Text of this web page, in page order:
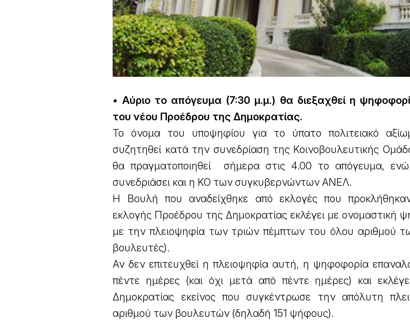
• Αύριο το απόγευμα (7:30 μ.μ.) θα διεξαχθεί η
του νέου Προέδρου της Δημοκρατίας.
Το όνομα του υποψηφίου για το ύπατο πολιτειακό
συζητηθεί κατά την συνεδρίαση της Κοινοβουλευτικής
θα πραγματοποιηθεί σήμερα στις 4.00 το απόγευμα,
συνεδριάσει και η ΚΟ των συγκυβερνώντων ΑΝΕΛ.
Η Bουλή που αναδείχθηκε από εκλογές που
εκλογής Προέδρου της Δημοκρατίας εκλέγει με ονομαστική
με την πλειοψηφία των τριών πέμπτων του όλου αριθμού
βουλευτές).
Αν δεν επιτευχθεί η πλειοψηφία αυτή, η ψηφοφορία
πέντε ημέρες (και όχι μετά από πέντε ημέρες) και
Δημοκρατίας εκείνος που συγκέντρωσε την απόλυτη
αριθμού των βουλευτών (δηλαδή 151 ψήφους).